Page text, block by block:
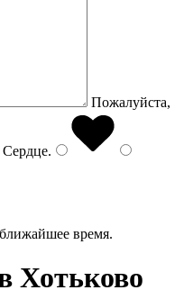
Пожалуйста,
Сердце.
время.
Хотьково